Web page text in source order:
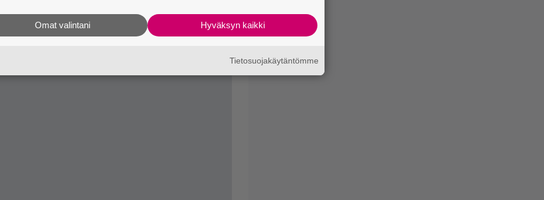
Hyväksyn kaikki
Omat valintani
Tietosuojakäytäntömme